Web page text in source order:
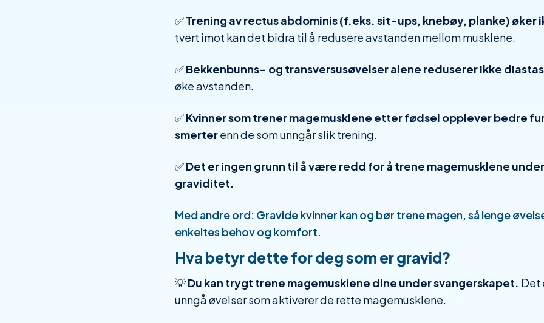
✅Trening av rectus abdominis (f.eks. sit-ups, knebøy, planke) øker
tvert imot kan det bidra til å redusere avstanden mellom musklene.
✅Bekkenbunns- og transversusøvelser alene reduserer ikke
øke avstanden.
✅Kvinner som trener magemusklene etter fødsel opplever bedre
smerterenn de som unngår slik trening.
✅Det er ingen grunn til å være redd for å trene magemusklene
graviditet.
Med andre ord: Gravide kvinner kan og bør trene magen, så lenge
enkeltes behov og komfort.
Hva betyr dette for deg som er gravid?
💡Du kan trygt trene magemusklene dine under svangerskapet. Det
unngå øvelser som aktiverer de rette magemusklene.